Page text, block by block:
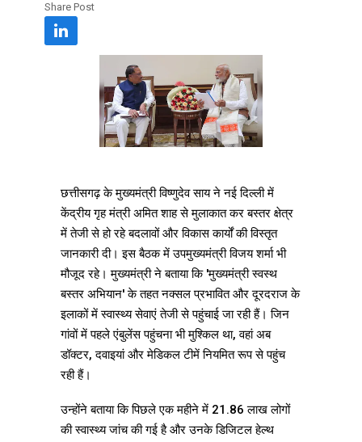
Share Post
छत्तीसगढ़ के मुख्यमंत्री विष्णुदेव साय ने नई दिल्ली में
केंद्रीय गृह मंत्री अमित शाह से मुलाकात कर बस्तर क्षेत्र
में तेजी से हो रहे बदलावों और विकास कार्यों की विस्तृत
जानकारी दी। इस बैठक में उपमुख्यमंत्री विजय शर्मा भी
मौजूद रहे। मुख्यमंत्री ने बताया कि 'मुख्यमंत्री स्वस्थ
बस्तर अभियान' के तहत नक्सल प्रभावित और दूरदराज के
इलाकों में स्वास्थ्य सेवाएं तेजी से पहुंचाई जा रही हैं। जिन
गांवों में पहले एंबुलेंस पहुंचना भी मुश्किल था, वहां अब
डॉक्टर, दवाइयां और मेडिकल टीमें नियमित रूप से पहुंच
रही हैं।
उन्होंने बताया कि पिछले एक महीने में 21.86 लाख लोगों
की स्वास्थ्य जांच की गई है और उनके डिजिटल हेल्थ